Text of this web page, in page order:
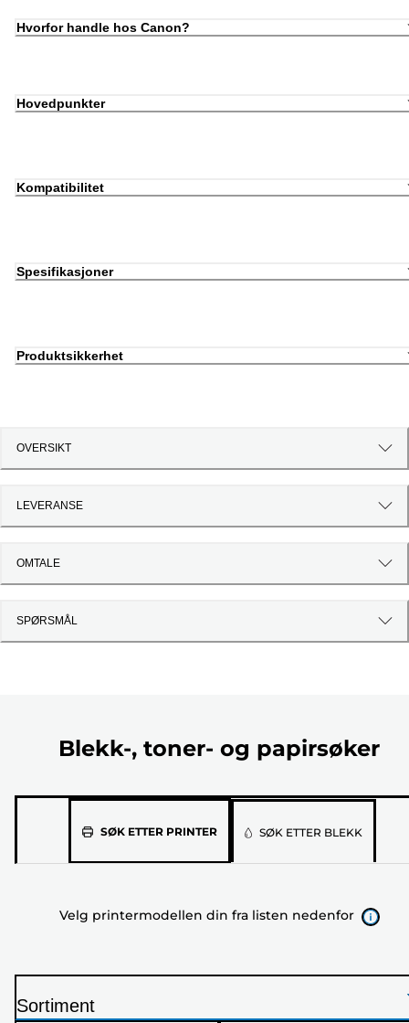
Hvorfor handle hos Canon?
Hovedpunkter
Kompatibilitet
Spesifikasjoner
Produktsikkerhet
OVERSIKT
LEVERANSE
OMTALE
SPØRSMÅL
Blekk-, toner- og papirsøker
SØK ETTER PRINTERVelg
listen
SØK ETTER BLEKK
Velg printermodellen din fra listen nedenfor
Sortiment